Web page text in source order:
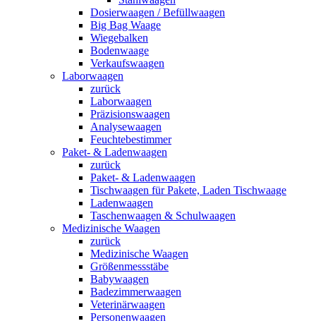
Dosierwaagen / Befüllwaagen
Big Bag Waage
Wiegebalken
Bodenwaage
Verkaufswaagen
Laborwaagen
zurück
Laborwaagen
Präzisionswaagen
Analysewaagen
Feuchtebestimmer
Paket- & Ladenwaagen
zurück
Paket- & Ladenwaagen
Tischwaagen für Pakete, Laden Tischwaage
Ladenwaagen
Taschenwaagen & Schulwaagen
Medizinische Waagen
zurück
Medizinische Waagen
Größenmessstäbe
Babywaagen
Badezimmerwaagen
Veterinärwaagen
Personenwaagen